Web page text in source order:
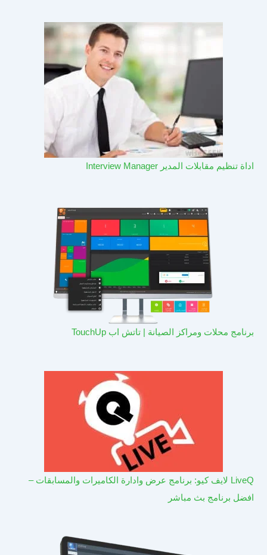
اداة تنظيم مقابلات المدير Interview Manager
برنامج محلات ومراكز الصيانة | تاتش اب TouchUp
LiveQ لايف كيو: برنامج عرض وادارة الكاميرات والمسابقات –
افضل برنامج بث مباشر